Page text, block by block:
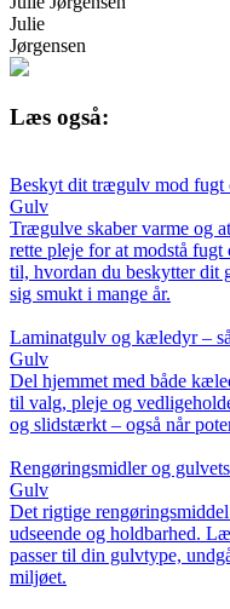
Julie
Jørgensen
Læs også:
Beskyt dit trægulv mod fugt
Gulv
Trægulve skaber varme og
rette pleje for at modstå fugt
til, hvordan du beskytter dit
sig smukt i mange år.
Laminatgulv og kæledyr –
Gulv
Del hjemmet med både
til valg, pleje og
og slidstærkt – også når
Rengøringsmidler og
Gulv
Det rigtige
udseende og holdbarhed.
passer til din gulvtype,
miljøet.